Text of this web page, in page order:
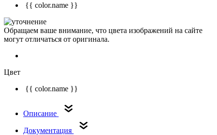
{{ color.name }}
Обращаем ваше внимание, что цвета изображений на сайте
могут отличаться от оригинала.
Цвет
{{ color.name }}
Описание
Документация